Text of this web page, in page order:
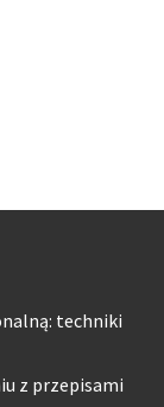
techniki
z przepisami